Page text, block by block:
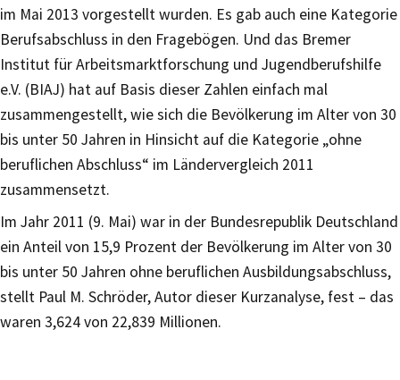
im Mai 2013 vorgestellt wurden. Es gab auch eine Kategorie
Berufsabschluss in den Fragebögen. Und das Bremer
Institut für Arbeitsmarktforschung und Jugendberufshilfe
e.V. (BIAJ) hat auf Basis dieser Zahlen einfach mal
zusammengestellt, wie sich die Bevölkerung im Alter von 30
bis unter 50 Jahren in Hinsicht auf die Kategorie „ohne
beruflichen Abschluss“ im Ländervergleich 2011
zusammensetzt.
Im Jahr 2011 (9. Mai) war in der Bundesrepublik Deutschland
ein Anteil von 15,9 Prozent der Bevölkerung im Alter von 30
bis unter 50 Jahren ohne beruflichen Ausbildungsabschluss,
stellt Paul M. Schröder, Autor dieser Kurzanalyse, fest – das
waren 3,624 von 22,839 Millionen.